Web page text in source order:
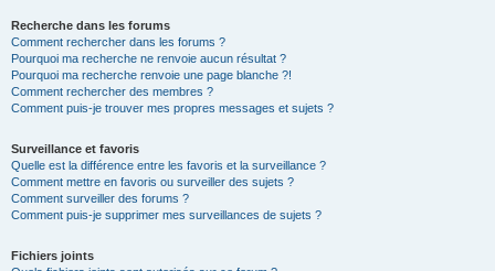
Recherche dans les forums
Comment rechercher dans les forums ?
Pourquoi ma recherche ne renvoie aucun résultat ?
Pourquoi ma recherche renvoie une page blanche ?!
Comment rechercher des membres ?
Comment puis-je trouver mes propres messages et sujets ?
Surveillance et favoris
Quelle est la différence entre les favoris et la surveillance ?
Comment mettre en favoris ou surveiller des sujets ?
Comment surveiller des forums ?
Comment puis-je supprimer mes surveillances de sujets ?
Fichiers joints